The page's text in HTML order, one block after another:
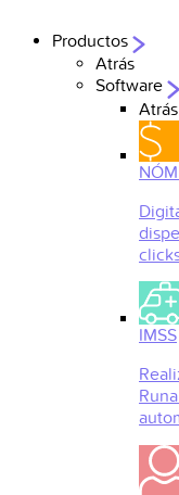
Productos
Atrás
Software
Atrás
IMSS